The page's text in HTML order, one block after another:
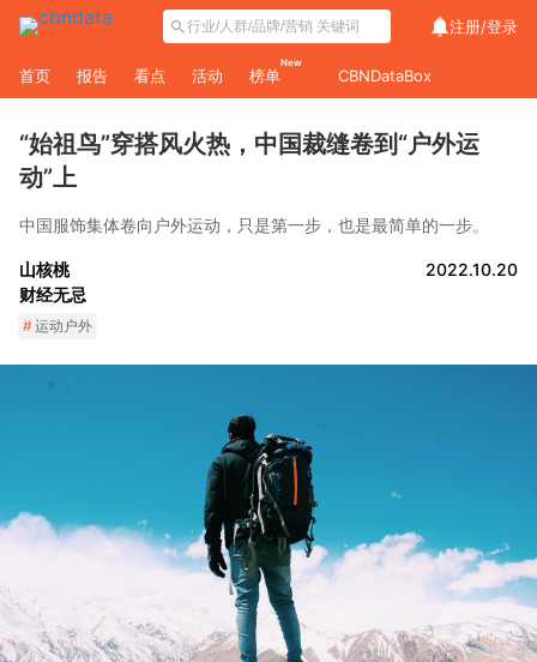
注册/登录
首页 报告 看点 活动 榜单
New
CBNDataBox
“始祖鸟”穿搭风火热，中国裁缝卷到“户外运
动”上
中国服饰集体卷向户外运动，只是第一步，也是最简单的一步。
山核桃
财经无忌
2022.10.20
#运动户外